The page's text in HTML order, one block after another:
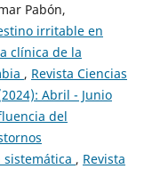
Pabón,
irritable en
clínica de la
, Revista Ciencias
Abril - Junio
del
, Revista